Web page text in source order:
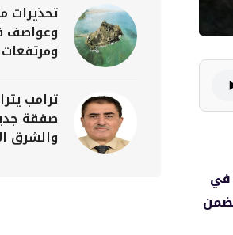
في
تحذيرات
وعواصف
ترامب
صفقة
والشرق